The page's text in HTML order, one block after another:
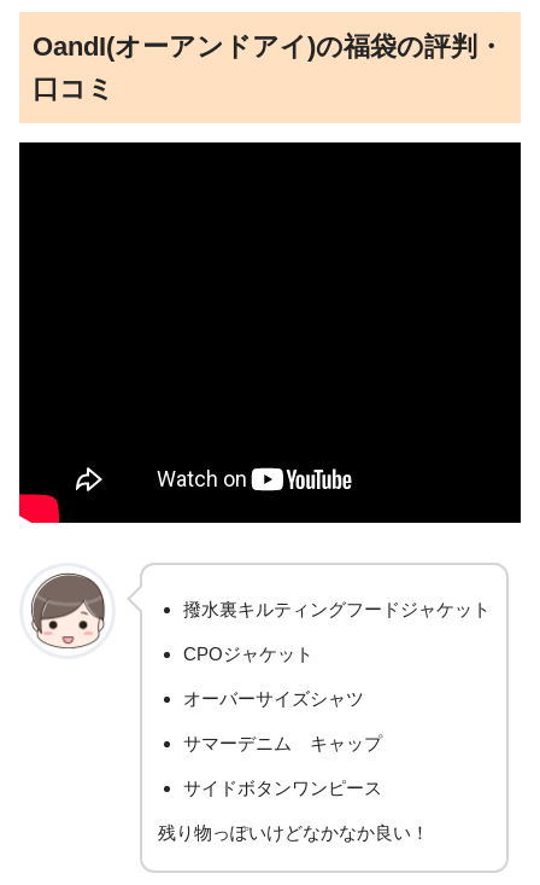
OandI(オーアンドアイ)の福袋の評判・
口コミ
撥水裏キルティングフードジャケット
CPOジャケット
オーバーサイズシャツ
サマーデニム キャップ
サイドボタンワンピース
残り物っぽいけどなかなか良い！